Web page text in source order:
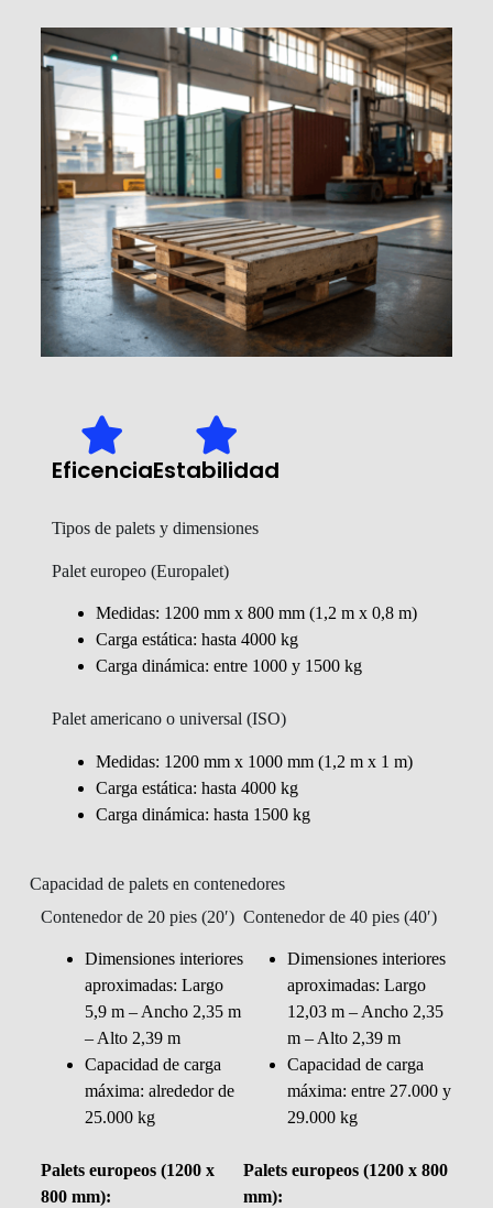
EficenciaEstabilidad
Tipos de palets y dimensiones
Palet europeo (Europalet)
Medidas: 1200 mm x 800 mm (1,2 m x 0,8 m)
Carga estática: hasta 4000 kg
Carga dinámica: entre 1000 y 1500 kg
Palet americano o universal (ISO)
Medidas: 1200 mm x 1000 mm (1,2 m x 1 m)
Carga estática: hasta 4000 kg
Carga dinámica: hasta 1500 kg
Capacidad de palets en contenedores
Contenedor de 20 pies (20′)
Dimensiones interiores
aproximadas: Largo
5,9 m – Ancho 2,35 m
– Alto 2,39 m
Capacidad de carga
máxima: alrededor de
25.000 kg
Palets europeos (1200 x
800 mm):
Contenedor de 40 pies (40′)
Dimensiones interiores
aproximadas: Largo
12,03 m – Ancho 2,35
m – Alto 2,39 m
Capacidad de carga
máxima: entre 27.000 y
29.000 kg
Palets europeos (1200 x 800
mm):